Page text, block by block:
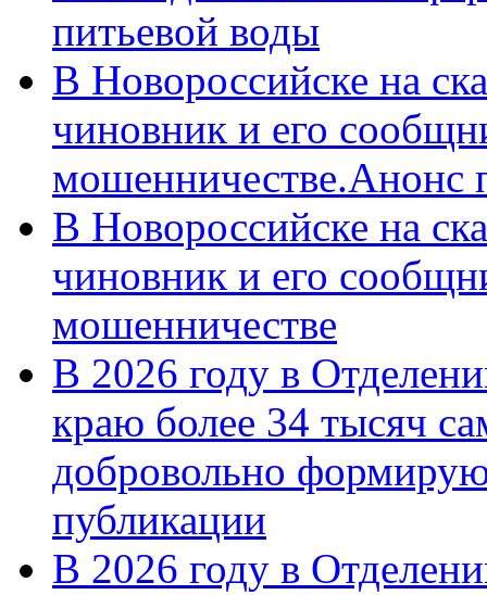
питьевой воды
В Новороссийске на
чиновник и его
мошенничестве.Анонс
В Новороссийске на
чиновник и его
мошенничестве
В 2026 году в
краю более 34 тысяч
добровольно
публикации
В 2026 году в